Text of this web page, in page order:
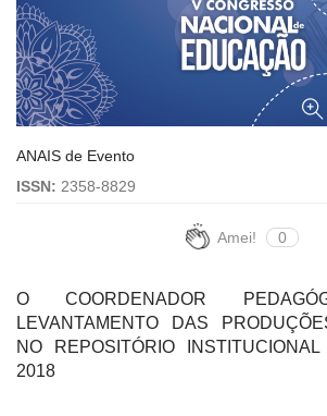
ANAIS de Evento
ISSN: 2358-8829
Amei! 0
O COORDENADOR
LEVANTAMENTO DAS
NO REPOSITÓRIO
2018